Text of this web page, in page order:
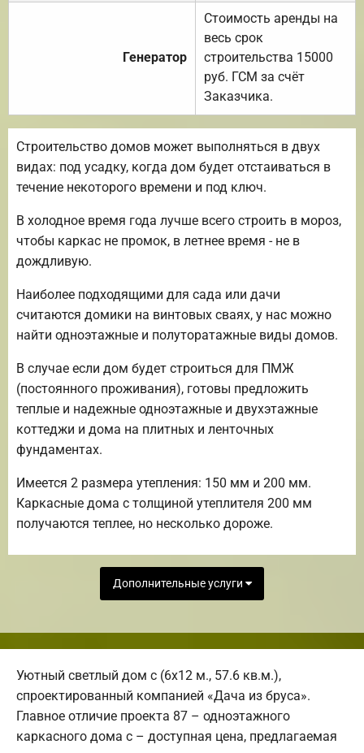
Генератор
Стоимость аренды на
весь срок
строительства 15000
руб. ГСМ за счёт
Заказчика.
Строительство домов может выполняться в двух
видах: под усадку, когда дом будет отстаиваться в
течение некоторого времени и под ключ.
В холодное время года лучше всего строить в мороз,
чтобы каркас не промок, в летнее время - не в
дождливую.
Наиболее подходящими для сада или дачи
считаются домики на винтовых сваях, у нас можно
найти одноэтажные и полуторатажные виды домов.
В случае если дом будет строиться для ПМЖ
(постоянного проживания), готовы предложить
теплые и надежные одноэтажные и двухэтажные
коттеджи и дома на плитных и ленточных
фундаментах.
Имеется 2 размера утепления: 150 мм и 200 мм.
Каркасные дома с толщиной утеплителя 200 мм
получаются теплее, но несколько дороже.
Дополнительные услуги
Уютный светлый дом с (6х12 м., 57.6 кв.м.),
спроектированный компанией «Дача из бруса».
Главное отличие проекта 87 – одноэтажного
каркасного дома с – доступная цена, предлагаемая